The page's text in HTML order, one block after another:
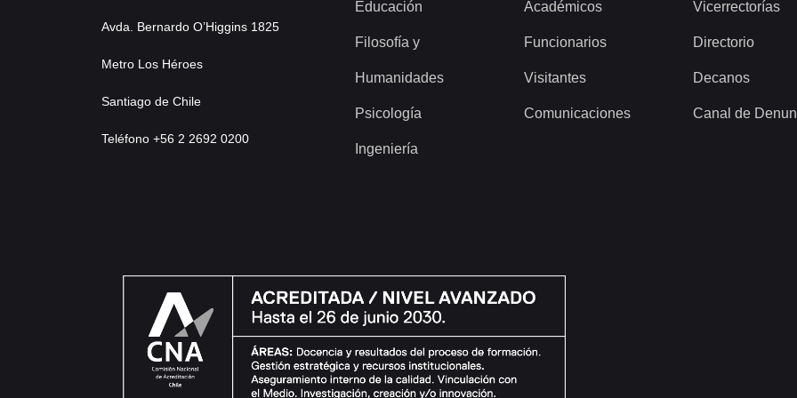
Avda. Bernardo O’Higgins 1825
Metro Los Héroes
Santiago de Chile
Teléfono +56 2 2692 0200
Educación
Filosofía y
Humanidades
Psicología
Ingeniería
Académicos
Funcionarios
Visitantes
Comunicaciones
Vicerrectorías
Directorio
Decanos
Canal de